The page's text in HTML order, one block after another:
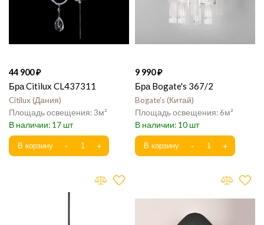
44 900
Бра Citilux CL437311
Citilux Дания
3
17
9 990
Бра Bogate's 367/2
Bogate's Китай
6
10